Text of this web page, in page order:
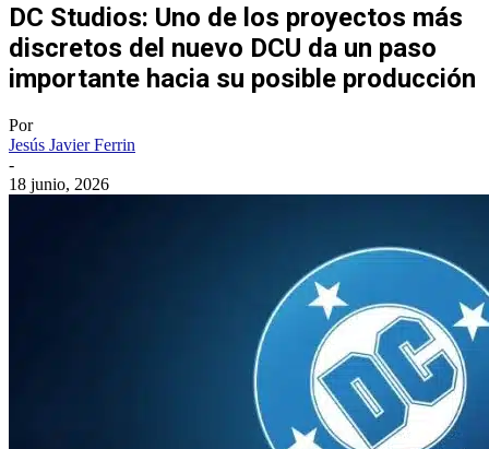
DC Studios: Uno de los proyectos más
discretos del nuevo DCU da un paso
importante hacia su posible producción
Por
Jesús Javier Ferrin
-
18 junio, 2026